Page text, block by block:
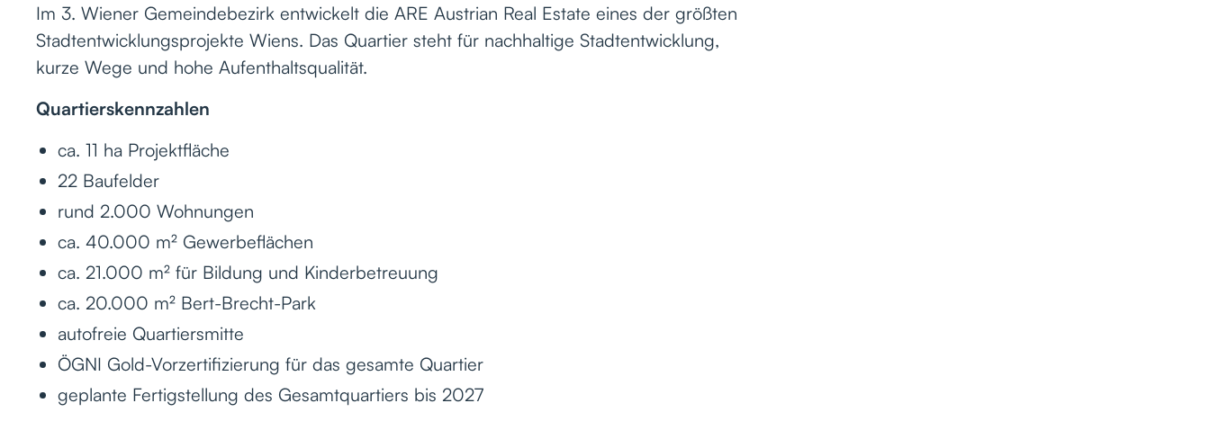
Im 3. Wiener Gemeindebezirk entwickelt die ARE Austrian Real Estate eines der größten
Stadtentwicklungsprojekte Wiens. Das Quartier steht für nachhaltige Stadtentwicklung,
kurze Wege und hohe Aufenthaltsqualität.
Quartierskennzahlen
ca. 11 ha Projektfläche
22 Baufelder
rund 2.000 Wohnungen
ca. 40.000 m² Gewerbeflächen
ca. 21.000 m² für Bildung und Kinderbetreuung
ca. 20.000 m² Bert-Brecht-Park
autofreie Quartiersmitte
ÖGNI Gold-Vorzertifizierung für das gesamte Quartier
geplante Fertigstellung des Gesamtquartiers bis 2027